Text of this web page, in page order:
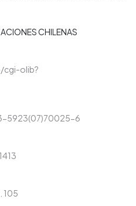
CHILENAS
cgi-olib?
5923(07)70025-6
105